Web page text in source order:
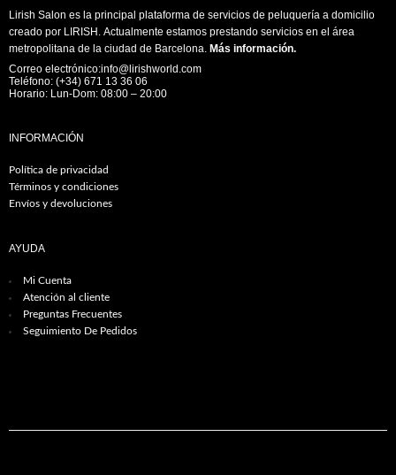
Lirish Salon es la principal plataforma de servicios de peluquería a domicilio
creado por LIRISH. Actualmente estamos prestando servicios en el área
metropolitana de la ciudad de Barcelona. Más información.
Correo electrónico:info@lirishworld.com
Teléfono: (+34) 671 13 36 06
Horario: Lun-Dom: 08:00 – 20:00
INFORMACIÓN
Política de privacidad
Términos y condiciones
Envíos y devoluciones
AYUDA
Mi Cuenta
Atención al cliente
Preguntas Frecuentes
Seguimiento De Pedidos